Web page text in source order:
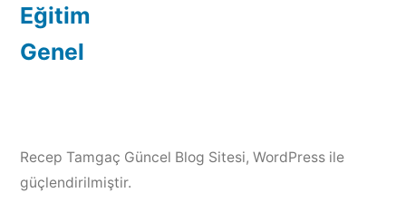
Eğitim
Genel
Recep Tamgaç Güncel Blog Sitesi, WordPress ile
güçlendirilmiştir.